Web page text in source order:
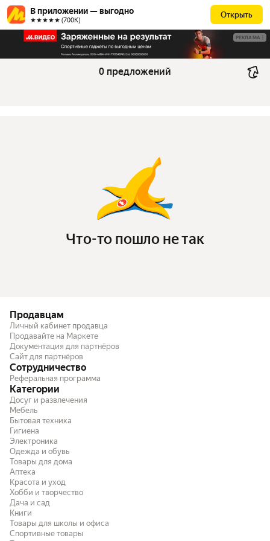
В приложении — выгодно
★★★★★ (700К)
Открыть
РЕКЛАМА
0 предложений
Что-то пошло не так
Продавцам
Личный кабинет продавца
Продавайте на Маркете
Документация для партнёров
Сайт для партнёров
Сотрудничество
Реферальная программа
Категории
Досуг и развлечения
Мебель
Бытовая техника
Гигиена
Электроника
Одежда и обувь
Товары для дома
Аптека
Красота и уход
Хобби и творчество
Дача и сад
Книги
Товары для школы и офиса
Спортивные товары